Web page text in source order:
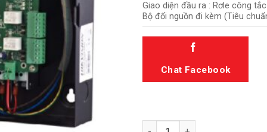
Giao diện đầu ra : Rơle công
Bộ đổi nguồn đi kèm (Tiêu
Chat Facebook
DS-K2802 số lượng